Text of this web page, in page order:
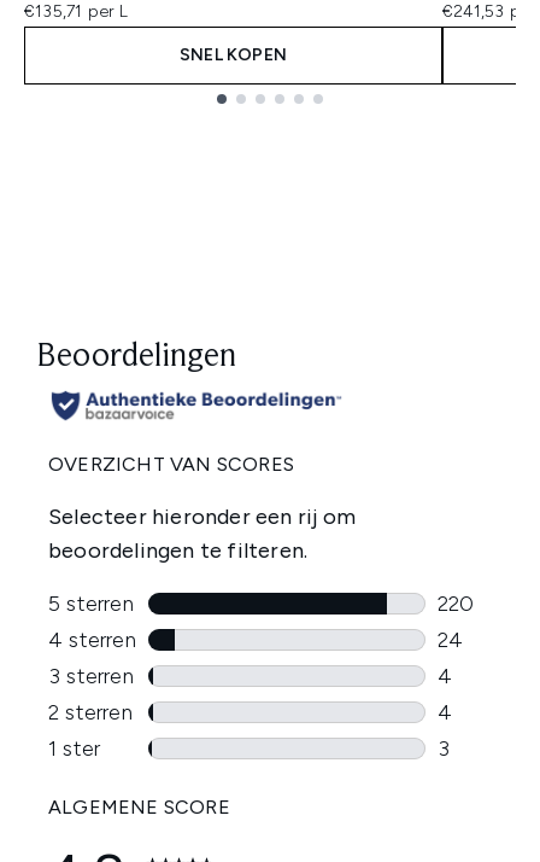
€135,71 per L
SNEL KOPEN
€241,53 per